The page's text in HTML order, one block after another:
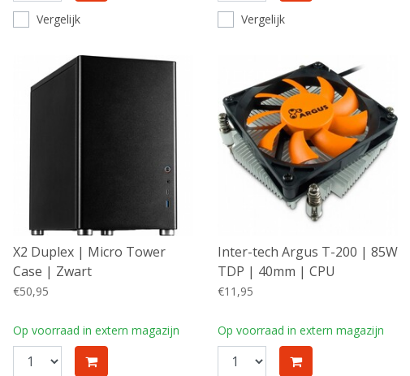
Vergelijk Vergelijk
X2 Duplex | Micro Tower
Case | Zwart
€50,95
Op voorraad in extern magazijn
Inter-tech Argus T-200 | 85W
TDP | 40mm | CPU
Luchtkoeler
€11,95
Op voorraad in extern magazijn